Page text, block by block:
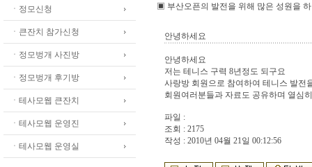
ㆍ정모신청
ㆍ큰잔치 참가신청
ㆍ정모벙개 사진방
ㆍ정모벙개 후기방
ㆍ테사모웹 큰잔치
ㆍ테사모웹 운영진
ㆍ테사모웹 운영실
▣ 부산오픈의 발전을 위해 많은 성원을
안녕하세요
안녕하세요
저는 테니스 구력 8년정도 되구요
사랑방 회원으로 참여하여 테니스 발전
회원여러분들과 자료도 공유하며 열심
파일 :
조회 : 2175
작성 : 2010년 04월 21일 00:12:56